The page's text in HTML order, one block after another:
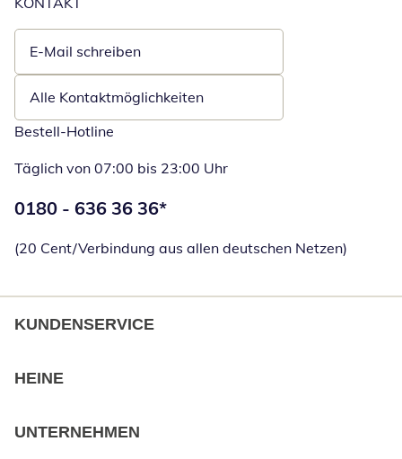
E-Mail schreiben
Öffnet E-Mail-Client
Alle Kontaktmöglichkeiten
Bestell-Hotline
Täglich von 07:00 bis 23:00 Uhr
Telefonnummer:
0180 - 636 36 36*
(20 Cent/Verbindung aus allen deutschen Netzen)
KUNDENSERVICE
HEINE
UNTERNEHMEN